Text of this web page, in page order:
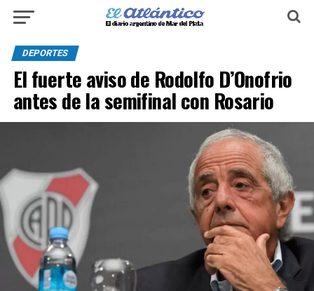
DEPORTES
El fuerte aviso de Rodolfo D’Onofrio
antes de la semifinal con Rosario